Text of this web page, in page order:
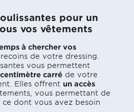
pour un
vos vêtements
à chercher vos
de votre dressing.
vous permettent
carré de votre
Elles offrent un accès
vous permettant de
dont vous avez besoin